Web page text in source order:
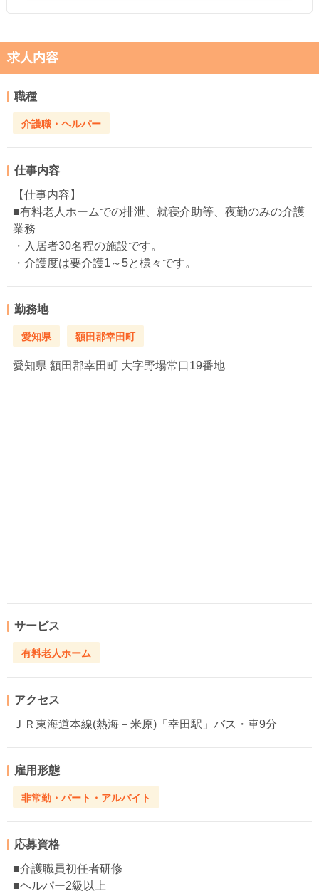
求人内容
職種
介護職・ヘルパー
仕事内容
【仕事内容】
■有料老人ホームでの排泄、就寝介助等、夜勤のみの介護
業務
・入居者30名程の施設です。
・介護度は要介護1～5と様々です。
勤務地
愛知県 額田郡幸田町
愛知県 額田郡幸田町 大字野場常口19番地
サービス
有料老人ホーム
アクセス
ＪＲ東海道本線(熱海－米原)「幸田駅」バス・車9分
雇用形態
非常勤・パート・アルバイト
応募資格
■介護職員初任者研修
■ヘルパー2級以上